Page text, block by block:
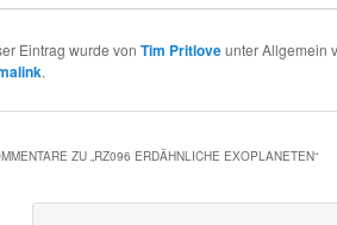
Eintrag wurde von Tim Pritloveunter Allgemein
.
ZU „RZ096 ERDÄHNLICHE EXOPLANETEN“